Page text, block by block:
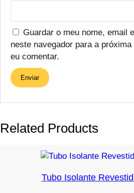
Guardar o meu nome, email
neste navegador para a
eu comentar.
Related Products
Tubo Isolante